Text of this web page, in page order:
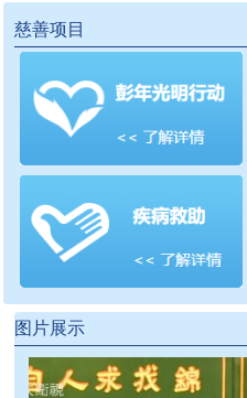
慈善项目
图片展示